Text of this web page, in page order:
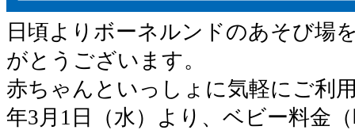
日頃よりボーネルンドのあそび場
がとうございます。
赤ちゃんといっしょに気軽にご利
年3月1日（水）より、ベビー料金